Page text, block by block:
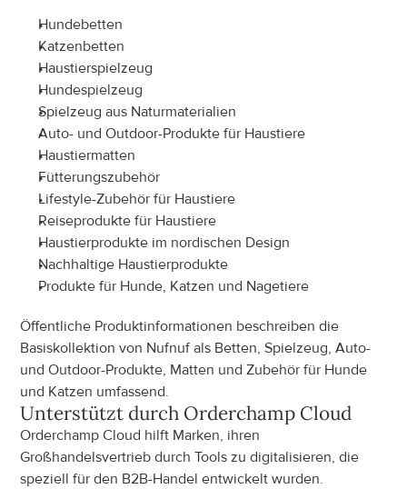
Hundebetten
Katzenbetten
Haustierspielzeug
Hundespielzeug
Spielzeug aus Naturmaterialien
Auto- und Outdoor-Produkte für Haustiere
Haustiermatten
Fütterungszubehör
Lifestyle-Zubehör für Haustiere
Reiseprodukte für Haustiere
Haustierprodukte im nordischen Design
Nachhaltige Haustierprodukte
Produkte für Hunde, Katzen und Nagetiere
Öffentliche Produktinformationen beschreiben die
Basiskollektion von Nufnuf als Betten, Spielzeug, Auto-
und Outdoor-Produkte, Matten und Zubehör für Hunde
und Katzen umfassend.
Unterstützt durch Orderchamp Cloud
Orderchamp Cloud hilft Marken, ihren
Großhandelsvertrieb durch Tools zu digitalisieren, die
speziell für den B2B-Handel entwickelt wurden.